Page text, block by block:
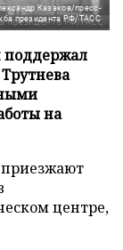
Казаков/пресс-
президента РФ/ТАСС
поддержал
на
приезжают
центре,